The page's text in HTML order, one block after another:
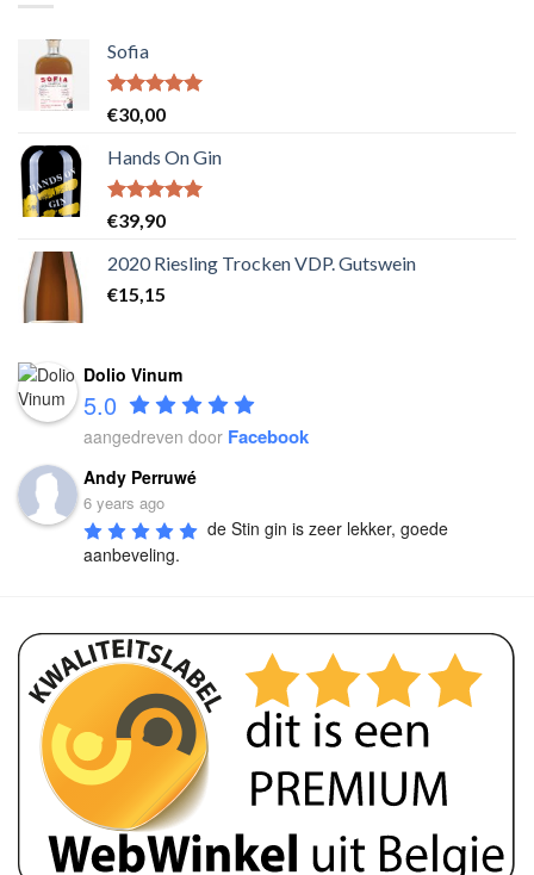
Sofia
Waardering
5.00uit 5
€30,00
Hands On Gin
Waardering
5.00uit 5
€39,90
2020 Riesling Trocken VDP. Gutswein
€15,15
Dolio Vinum
5.0
aangedreven door Facebook
Andy Perruwé
6 years ago
de Stin gin is zeer lekker, goede
aanbeveling.